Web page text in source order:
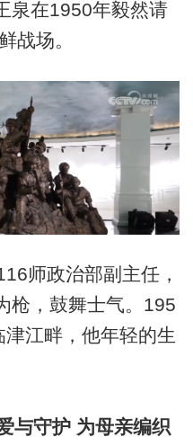
在1950年毅然请
战场。
师政治部副主任，
枪，鼓舞士气。195
江畔，他年轻的生
与守护 为母亲编织